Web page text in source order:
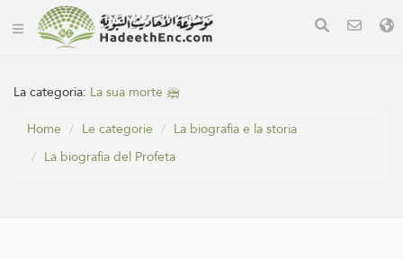
La categoria:
La sua morte ﷺ
Home
Le categorie
La biografia e la storia
La biografia del Profeta